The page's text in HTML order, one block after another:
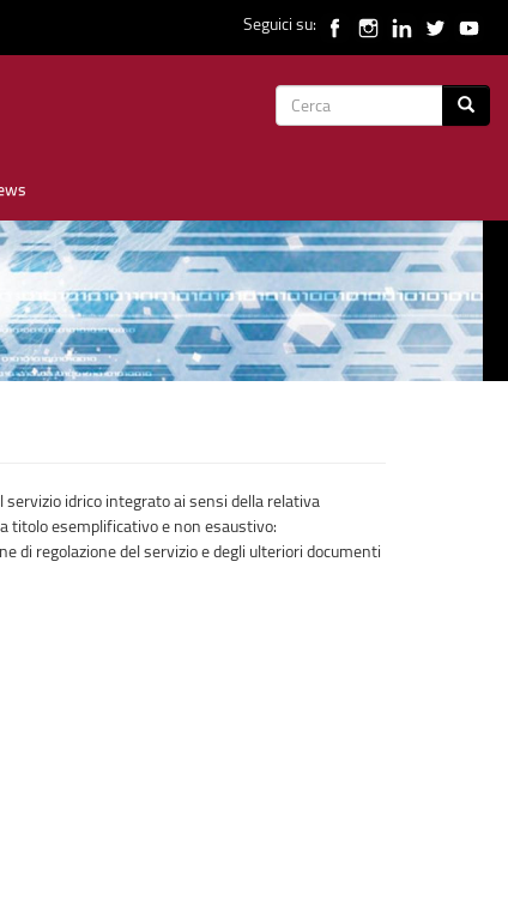
Seguici su:
Form
idrico integrato ai sensi della relativa
titolo esemplificativo e non esaustivo:
di regolazione del servizio e degli ulteriori documenti